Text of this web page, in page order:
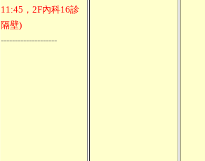
11:45，2F內科16診
隔壁)
--------------------